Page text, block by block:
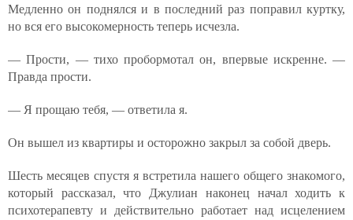
Медленно он поднялся и в последний раз поправил куртку,
но вся его высокомерность теперь исчезла.
— Прости, — тихо пробормотал он, впервые искренне. —
Правда прости.
— Я прощаю тебя, — ответила я.
Он вышел из квартиры и осторожно закрыл за собой дверь.
Шесть месяцев спустя я встретила нашего общего знакомого,
который рассказал, что Джулиан наконец начал ходить к
психотерапевту и действительно работает над исцелением